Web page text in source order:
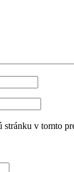
v tomto